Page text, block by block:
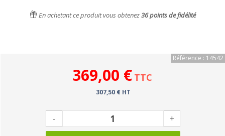
En achetant ce produit vous obtenez36points de fidélité
Référence : 14542
369,00 € TTC
307,50 € HT
- +